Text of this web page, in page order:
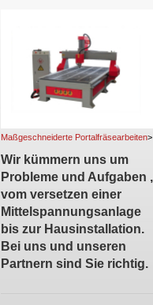
Maßgeschneiderte Portalfräsearbeiten>
Wir kümmern uns um
Probleme und Aufgaben ,
vom versetzen einer
Mittelspannungsanlage
bis zur Hausinstallation.
Bei uns und unseren
Partnern sind Sie richtig.